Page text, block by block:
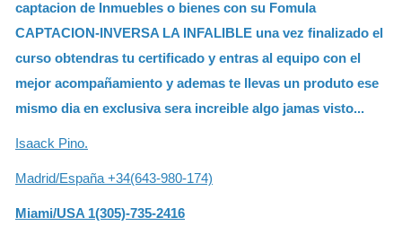
captacion de Inmuebles o bienes con su Fomula
CAPTACION-INVERSA LA INFALIBLE una vez finalizado el
curso obtendras tu certificado y entras al equipo con el
mejor acompañamiento y ademas te llevas un produto ese
mismo dia en exclusiva sera increible algo jamas visto...
Isaack Pino.
Madrid/España +34(643-980-174)
Miami/USA 1(305)-735-2416